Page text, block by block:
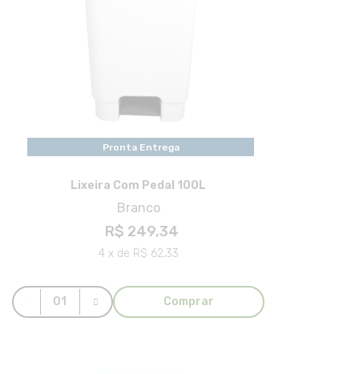
Pronta Entrega
Lixeira Com Pedal 100L
Branco
R$ 249,34
4 x de R$ 62,33
Comprar